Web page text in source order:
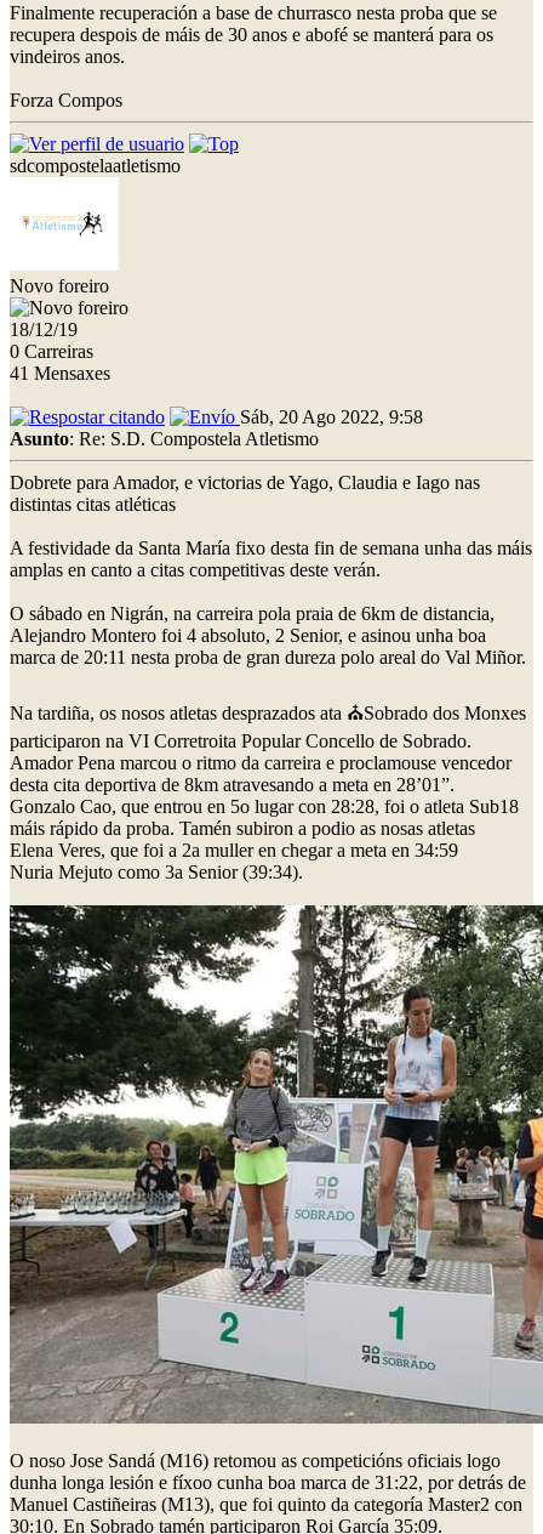
Finalmente recuperación a base de churrasco nesta proba que se
recupera despois de máis de 30 anos e abofé se manterá para os
vindeiros anos.
Forza Compos
sdcompostelaatletismo
Novo foreiro
18/12/19
0 Carreiras
41 Mensaxes
Sáb, 20 Ago 2022, 9:58
Asunto: Re: S.D. Compostela Atletismo
Dobrete para Amador, e victorias de Yago, Claudia e Iago nas
distintas citas atléticas
A festividade da Santa María fixo desta fin de semana unha das máis
amplas en canto a citas competitivas deste verán.
O sábado en Nigrán, na carreira pola praia de 6km de distancia,
Alejandro Montero foi 4 absoluto, 2 Senior, e asinou unha boa
marca de 20:11 nesta proba de gran dureza polo areal do Val Miñor.
Na tardiña, os nosos atletas desprazados ata ⛪Sobrado dos Monxes
participaron na VI Corretroita Popular Concello de Sobrado.
Amador Pena marcou o ritmo da carreira e proclamouse vencedor
desta cita deportiva de 8km atravesando a meta en 28’01”.
Gonzalo Cao, que entrou en 5o lugar con 28:28, foi o atleta Sub18
máis rápido da proba. Tamén subiron a podio as nosas atletas
Elena Veres, que foi a 2a muller en chegar a meta en 34:59
Nuria Mejuto como 3a Senior (39:34).
O noso Jose Sandá (M16) retomou as competicións oficiais logo
dunha longa lesión e fíxoo cunha boa marca de 31:22, por detrás de
Manuel Castiñeiras (M13), que foi quinto da categoría Master2 con
30:10. En Sobrado tamén participaron Roi García 35:09.